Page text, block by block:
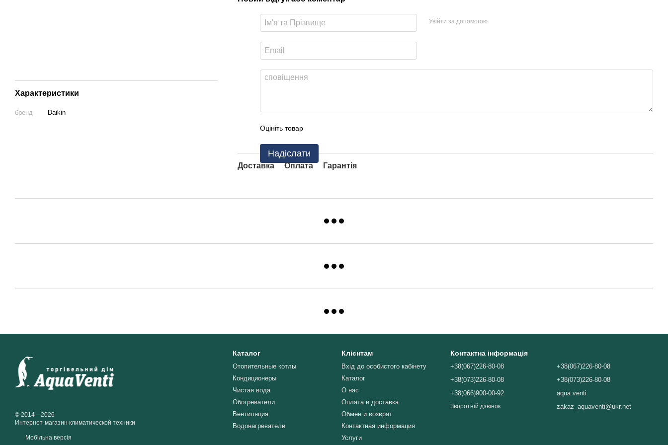
Характеристики
бренд Daikin
Увійти за допомогою
Оцініть товар
Надіслати
Доставка Оплата Гарантія
© 2014—2026
Интернет-магазин климатической техники
Мобільна версія
Каталог
Отопительные котлы
Кондиционеры
Чистая вода
Обогреватели
Вентиляция
Водонагреватели
Клієнтам
Вхід до особистого кабінету
Каталог
О нас
Оплата и доставка
Обмен и возврат
Контактная информация
Услуги
Контактна інформація
+38(067)226-80-08
+38(073)226-80-08
+38(066)900-00-92
Зворотній дзвінок
+38(067)226-80-08
+38(073)226-80-08
aqua.venti
zakaz_aquaventi@ukr.net